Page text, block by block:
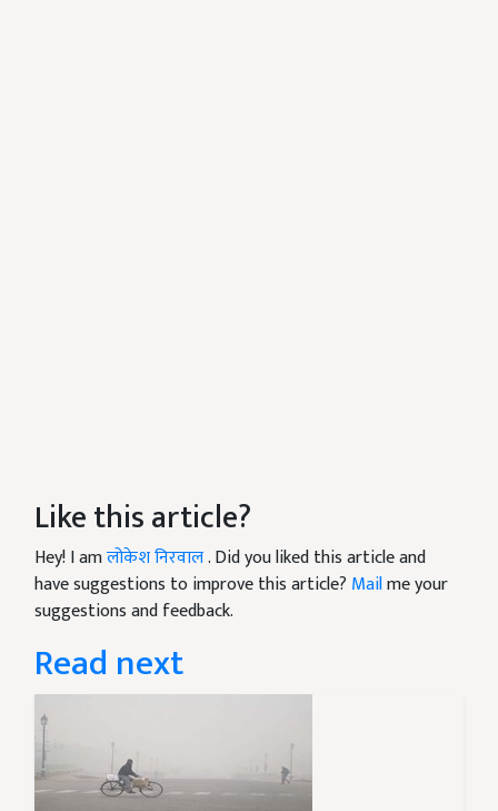
Like this article?
Hey! I amलोकेश निरवाल. Did you liked this article and
have suggestions to improve this article? Mailme your
suggestions and feedback.
Read next